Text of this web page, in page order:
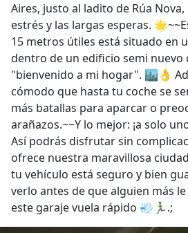
Aires, justo al ladito de Rúa
estrés y las largas esperas.
15 metros útiles está situado en
dentro de un edificio semi nuevo
"bienvenido a mi hogar". 🏙️👌
cómodo que hasta tu coche se
más batallas para aparcar o
arañazos.~~Y lo mejor: ¡a solo
Así podrás disfrutar sin
ofrece nuestra maravillosa
tu vehículo está seguro y bien
verlo antes de que alguien más
este garaje vuela rápido 💨🏃‍♂️.;